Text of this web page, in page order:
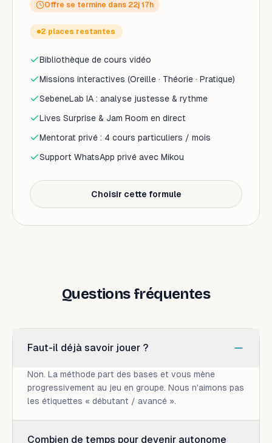
Offre se termine dans 22j 17h
2 places restantes
Bibliothèque de cours vidéo
Missions interactives (Oreille · Théorie · Pratique)
SebeneLab IA : analyse justesse & rythme
Lives Surprise & Jam Room en direct
Mentorat privé : 4 cours particuliers / mois
Support WhatsApp privé avec Mikou
Choisir cette formule
Questions fréquentes
Faut-il déjà savoir jouer ?
Non. La méthode part des bases et vous mène
progressivement au jeu en groupe. Nous n'aimons pas
les étiquettes « débutant / avancé ».
Combien de temps pour devenir autonome